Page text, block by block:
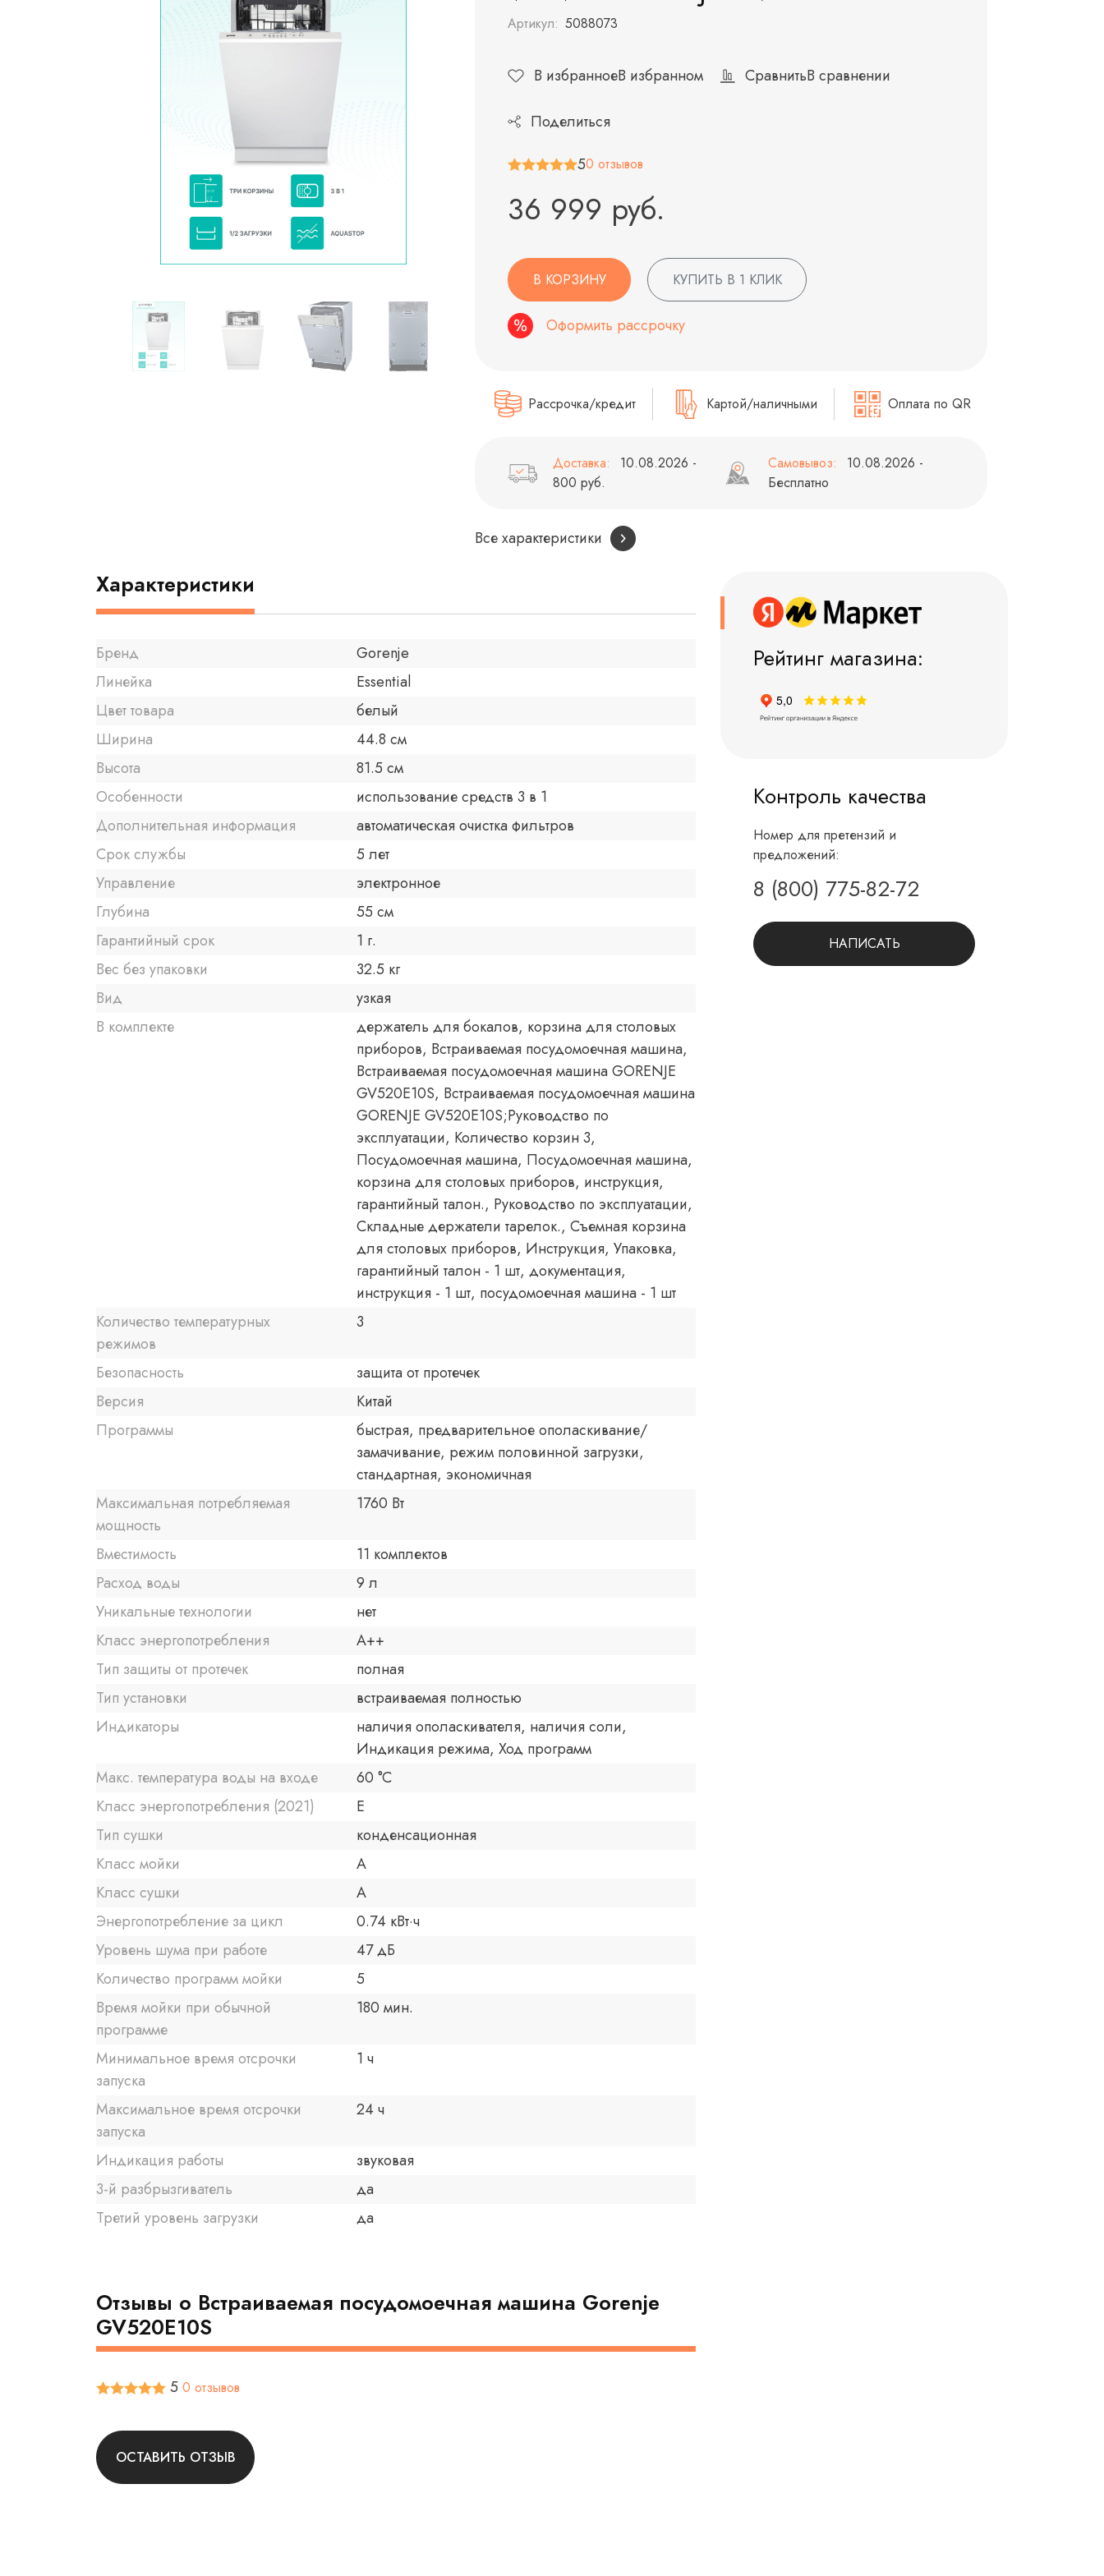
Артикул: 5088073
В избранноеВ избранном СравнитьВ сравнении
Поделиться
50 отзывов
36 999 руб.
В КОРЗИНУ КУПИТЬ В 1 КЛИК
Оформить рассрочку
Рассрочка/кредит Картой/наличными Оплата по QR
Доставка:
10.08.2026 -
800 руб.
Самовывоз:
10.08.2026 -
Бесплатно
Все характеристики
Рейтинг магазина:
Контроль качества
Номер для претензий и
предложений:
8 (800) 775-82-72
НАПИСАТЬ
Характеристики
Бренд
Gorenje
Линейка
Essential
Цвет товара
белый
Ширина
44.8 см
Высота
81.5 см
Особенности
использование средств 3 в 1
Дополнительная информация
автоматическая очистка фильтров
Срок службы
5 лет
Управление
электронное
Глубина
55 см
Гарантийный срок
1 г.
Вес без упаковки
32.5 кг
Вид
узкая
В комплекте
держатель для бокалов, корзина для столовых
приборов, Встраиваемая посудомоечная машина,
Встраиваемая посудомоечная машина GORENJE
GV520E10S, Встраиваемая посудомоечная машина
GORENJE GV520E10S;Руководство по
эксплуатации, Количество корзин 3,
Посудомоечная машина, Посудомоечная машина,
корзина для столовых приборов, инструкция,
гарантийный талон., Руководство по эксплуатации,
Складные держатели тарелок., Съемная корзина
для столовых приборов, Инструкция, Упаковка,
гарантийный талон - 1 шт, документация,
инструкция - 1 шт, посудомоечная машина - 1 шт
Количество температурных
режимов
3
Безопасность
защита от протечек
Версия
Китай
Программы
быстрая, предварительное ополаскивание/
замачивание, режим половинной загрузки,
стандартная, экономичная
Максимальная потребляемая
мощность
1760 Вт
Вместимость
11 комплектов
Расход воды
9 л
Уникальные технологии
нет
Класс энергопотребления
A++
Тип защиты от протечек
полная
Тип установки
встраиваемая полностью
Индикаторы
наличия ополаскивателя, наличия соли,
Индикация режима, Ход программ
Макс. температура воды на входе
60 °C
Класс энергопотребления (2021)
E
Тип сушки
конденсационная
Класс мойки
A
Класс сушки
A
Энергопотребление за цикл
0.74 кВт·ч
Уровень шума при работе
47 дБ
Количество программ мойки
5
Время мойки при обычной
программе
180 мин.
Минимальное время отсрочки
запуска
1 ч
Максимальное время отсрочки
запуска
24 ч
Индикация работы
звуковая
3-й разбрызгиватель
да
Третий уровень загрузки
да
Отзывы о Встраиваемая посудомоечная машина Gorenje
GV520E10S
5 0 отзывов
ОСТАВИТЬ ОТЗЫВ